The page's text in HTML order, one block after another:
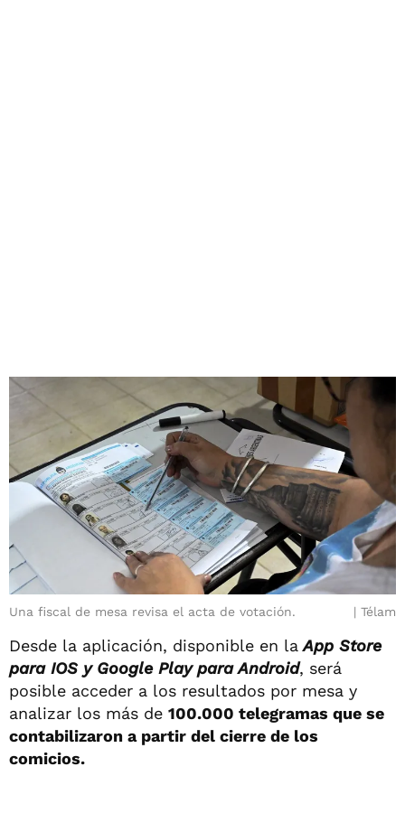
Una fiscal de mesa revisa el acta de votación. Télam
Desde la aplicación, disponible en laApp Store
para IOS y Google Play para Android, será
posible acceder a los resultados por mesa y
analizar los más de 100.000 telegramas que se
contabilizaron a partir del cierre de los
comicios.